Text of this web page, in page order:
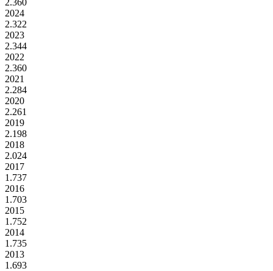
2024
2.322
2023
2.344
2022
2.360
2021
2.284
2020
2.261
2019
2.198
2018
2.024
2017
1.737
2016
1.703
2015
1.752
2014
1.735
2013
1.693